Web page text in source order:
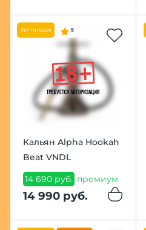
Хит продаж 5
Кальян Alpha Hookah
Beat VNDL
14 690 руб. премиум
14 990 руб.